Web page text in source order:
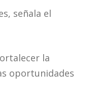
señala el
la
oportunidades